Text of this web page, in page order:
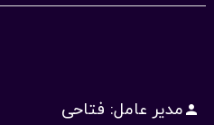
person مدیر عامل: فتاحی